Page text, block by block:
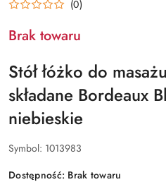
(0)
Brak towaru
Stół łóżko do
składane Bordeaux
niebieskie
Symbol: 1013983
Dostępność: Brak towaru